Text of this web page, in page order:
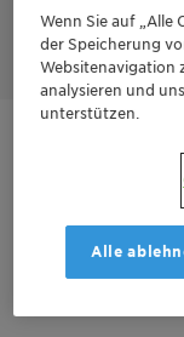
compatibility with
Wenn Sie auf „Alle
der Speicherung
Websitenavigation
analysieren und
unterstützen.
Alle